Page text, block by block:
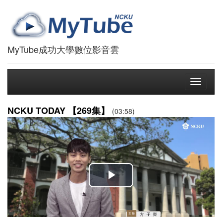
MyTube成功大學數位影音雲
Toggle
NCKU TODAY 【269集】 (03:58)
播
放